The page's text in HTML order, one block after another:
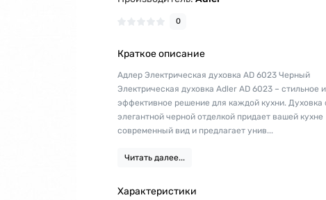
0
Краткое описание
Адлер Электрическая духовка AD 6023 Черный
Электрическая духовка Adler AD 6023 – стильное и
эффективное решение для каждой кухни. Духовка
элегантной черной отделкой придает вашей кухне
современный вид и предлагает унив...
Читать далее...
Характеристики